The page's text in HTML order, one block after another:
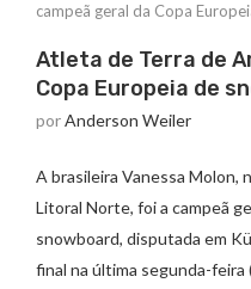
campeã geral da Copa
Atleta de Terra de
Copa Europeia de
porAnderson Weiler
A brasileira Vanessa Molon,
Litoral Norte, foi a campeã
snowboard, disputada em
final na última segunda-feira